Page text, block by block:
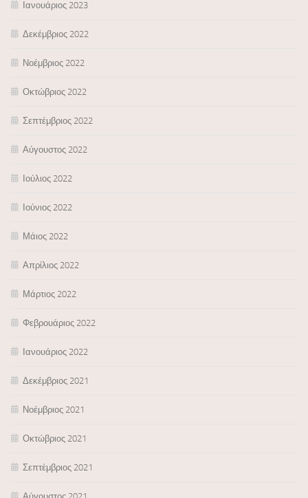
Ιανουάριος 2023
Δεκέμβριος 2022
Νοέμβριος 2022
Οκτώβριος 2022
Σεπτέμβριος 2022
Αύγουστος 2022
Ιούλιος 2022
Ιούνιος 2022
Μάιος 2022
Απρίλιος 2022
Μάρτιος 2022
Φεβρουάριος 2022
Ιανουάριος 2022
Δεκέμβριος 2021
Νοέμβριος 2021
Οκτώβριος 2021
Σεπτέμβριος 2021